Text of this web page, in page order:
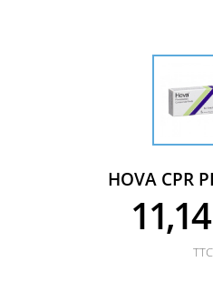
HOVA CPR
TTC